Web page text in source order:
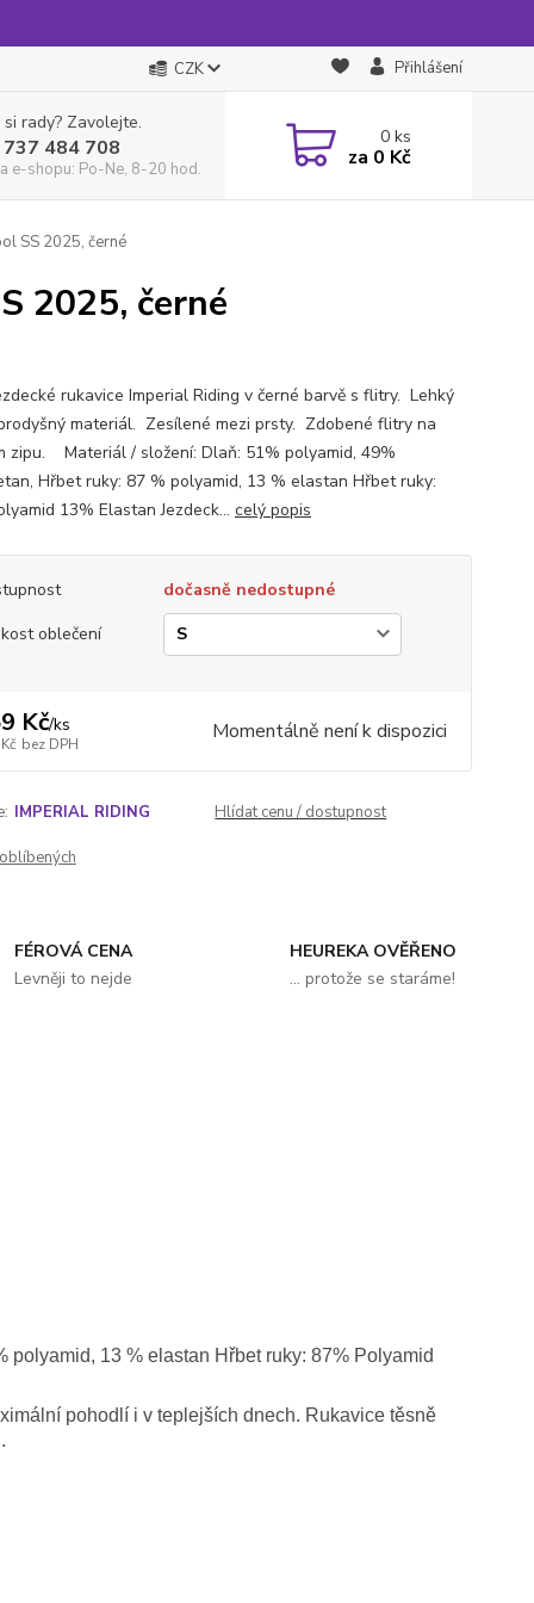
CZK Přihlášení
rady? Zavolejte.
484 708
e-shopu: Po-Ne, 8-20 hod.
0ks
za 0 Kč
SS 2025, černé
2025, černé
rukavice Imperial Riding v černé barvě s flitry. Lehký
materiál. Zesílené mezi prsty. Zdobené flitry na
zipu. Materiál / složení: Dlaň: 51% polyamid, 49%
Hřbet ruky: 87 % polyamid, 13 % elastan Hřbet ruky:
13% Elastan Jezdeck... celý popis
dočasně nedostupné
oblečení
Kč/ks
bez DPH Momentálně není k dispozici
IMPERIAL RIDING Hlídat cenu / dostupnost
FÉROVÁ CENA
Levněji to nejde
HEUREKA OVĚŘENO
... protože se staráme!
13 % elastan Hřbet ruky: 87% Polyamid
pohodlí i v teplejších dnech. Rukavice těsně